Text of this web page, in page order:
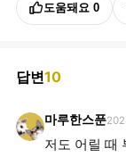
도움돼요 0
답변10
마루한스푼
저도 어릴 때